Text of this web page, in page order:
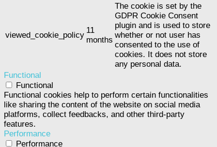
viewed_cookie_policy
11
months
The cookie is set by the
GDPR Cookie Consent
plugin and is used to store
whether or not user has
consented to the use of
cookies. It does not store
any personal data.
Functional
Functional
Functional cookies help to perform certain functionalities
like sharing the content of the website on social media
platforms, collect feedbacks, and other third-party
features.
Performance
Performance